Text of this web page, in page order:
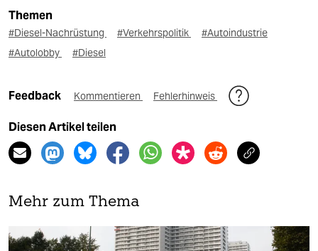
Themen
#Diesel-Nachrüstung #Verkehrspolitik
#Autoindustrie
#Autolobby
#Diesel
Feedback Kommentieren Fehlerhinweis
Diesen Artikel teilen
Mehr zum Thema